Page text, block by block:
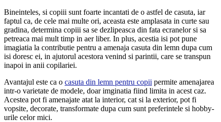
Bineinteles, si copiii sunt foarte incantati de o astfel de casuta, iar
faptul ca, de cele mai multe ori, aceasta este amplasata in curte sau
gradina, determina copiii sa se dezlipeasca din fata ecranelor si sa
petreaca mai mult timp in aer liber. In plus, acestia isi pot pune
imagiatia la contributie pentru a amenaja casuta din lemn dupa cum
isi doresc ei, in ajutorul acestora venind si parintii, care se transpun
inapoi in anii copilariei.
Avantajul este ca o casuta din lemn pentru copii permite amenajarea
intr-o varietate de modele, doar imginatia fiind limita in acest caz.
Acestea pot fi amenajate atat la interior, cat si la exterior, pot fi
vopsite, decorate, transformate dupa cum sunt preferintele si hobby-
urile celor mici.